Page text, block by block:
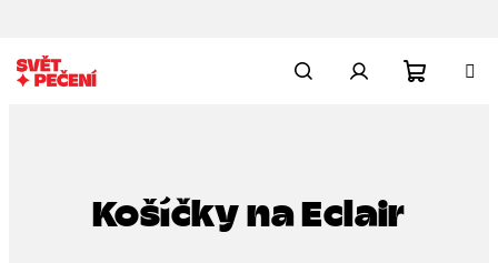
na
obsah
Košíčky na Eclair